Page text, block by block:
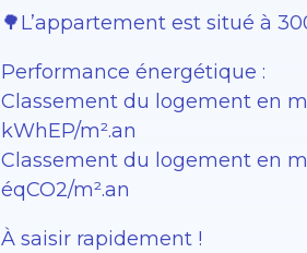
🌳L’appartement est situé à
Performance énergétique :
Classement du logement en
kWhEP/m².an
Classement du logement en
éqCO2/m².an
À saisir rapidement !